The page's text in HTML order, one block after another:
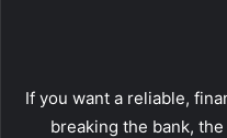
If you want a reliable,
breaking the bank,